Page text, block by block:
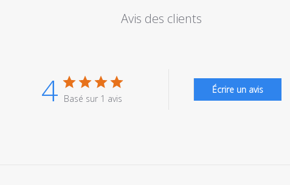
Avis des clients
4 Basé sur 1 avis
Écrire un avis